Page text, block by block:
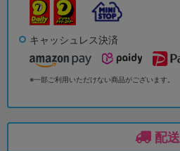
キャッシュレス決済
※一部ご利用いただけない商品がございます。
配送